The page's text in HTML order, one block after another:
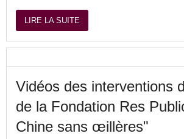
LIRE LA SUITE
Vidéos des interventions
de la Fondation Res
Chine sans œillères"